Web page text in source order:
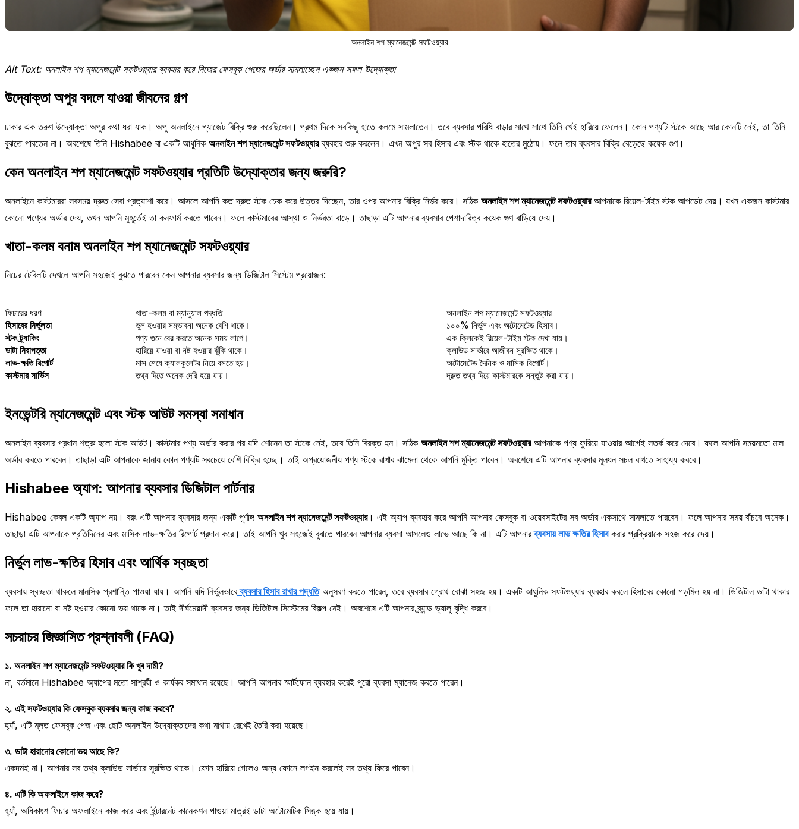
অনলাইন শপ ম্যানেজমেন্ট সফটওয়্যার
Alt Text: অনলাইন শপ ম্যানেজমেন্ট সফটওয়্যার ব্যবহার করে নিজের ফেসবুক পেজের অর্ডার সামলাচ্ছেন একজন সফল উদ্যোক্তা
উদ্যোক্তা অপুর বদলে যাওয়া জীবনের গল্প
ঢাকার এক তরুণ উদ্যোক্তা অপুর কথা ধরা যাক। অপু অনলাইনে গ্যাজেট বিক্রি শুরু করেছিলেন। প্রথম দিকে সবকিছু হাতে কলমে সামলাতেন। তবে ব্যবসার পরিধি বাড়ার সাথে সাথে তিনি খেই হারিয়ে ফেলেন। কোন পণ্যটি স্টকে আছে আর কোনটি নেই, তা তিনি
বুঝতে পারতেন না। অবশেষে তিনি Hishabee বা একটি আধুনিক অনলাইন শপ ম্যানেজমেন্ট সফটওয়্যারব্যবহার শুরু করলেন। এখন অপুর সব হিসাব এবং স্টক থাকে হাতের মুঠোয়। ফলে তার ব্যবসার বিক্রি বেড়েছে কয়েক গুণ।
কেন অনলাইন শপ ম্যানেজমেন্ট সফটওয়্যার প্রতিটি উদ্যোক্তার জন্য জরুরি?
অনলাইনে কাস্টমাররা সবসময় দ্রুত সেবা প্রত্যাশা করে। আসলে আপনি কত দ্রুত স্টক চেক করে উত্তর দিচ্ছেন, তার ওপর আপনার বিক্রি নির্ভর করে। সঠিক অনলাইন শপ ম্যানেজমেন্ট সফটওয়্যারআপনাকে রিয়েল-টাইম স্টক আপডেট দেয়। যখন একজন কাস্টমার
কোনো পণ্যের অর্ডার দেয়, তখন আপনি মুহূর্তেই তা কনফার্ম করতে পারেন। ফলে কাস্টমারের আস্থা ও নির্ভরতা বাড়ে। তাছাড়া এটি আপনার ব্যবসার পেশাদারিত্ব কয়েক গুণ বাড়িয়ে দেয়।
খাতা-কলম বনাম অনলাইন শপ ম্যানেজমেন্ট সফটওয়্যার
নিচের টেবিলটি দেখলে আপনি সহজেই বুঝতে পারবেন কেন আপনার ব্যবসার জন্য ডিজিটাল সিস্টেম প্রয়োজন:
ফিচারের ধরণ খাতা-কলম বা ম্যানুয়াল পদ্ধতি
অনলাইন শপ ম্যানেজমেন্ট সফটওয়্যার
হিসাবের নির্ভুলতা
ভুল হওয়ার সম্ভাবনা অনেক বেশি থাকে।
১০০% নির্ভুল এবং অটোমেটেড হিসাব।
স্টক ট্র্যাকিং
পণ্য গুনে বের করতে অনেক সময় লাগে।
এক ক্লিকেই রিয়েল-টাইম স্টক দেখা যায়।
ডাটা নিরাপত্তা
হারিয়ে যাওয়া বা নষ্ট হওয়ার ঝুঁকি থাকে।
ক্লাউড সার্ভারে আজীবন সুরক্ষিত থাকে।
লাভ-ক্ষতি রিপোর্ট
মাস শেষে ক্যালকুলেটর নিয়ে বসতে হয়।
অটোমেটেড দৈনিক ও মাসিক রিপোর্ট।
কাস্টমার সার্ভিস
তথ্য দিতে অনেক দেরি হয়ে যায়। দ্রুত তথ্য দিয়ে কাস্টমারকে সন্তুষ্ট করা যায়।
ইনভেন্টরি ম্যানেজমেন্ট এবং স্টক আউট সমস্যা সমাধান
অনলাইন ব্যবসার প্রধান শত্রু হলো স্টক আউট। কাস্টমার পণ্য অর্ডার করার পর যদি শোনেন তা স্টকে নেই, তবে তিনি বিরক্ত হন। সঠিক অনলাইন শপ ম্যানেজমেন্ট সফটওয়্যারআপনাকে পণ্য ফুরিয়ে যাওয়ার আগেই সতর্ক করে দেবে। ফলে আপনি সময়মতো মাল
অর্ডার করতে পারবেন। তাছাড়া এটি আপনাকে জানায় কোন পণ্যটি সবচেয়ে বেশি বিক্রি হচ্ছে। তাই অপ্রয়োজনীয় পণ্য স্টকে রাখার ঝামেলা থেকে আপনি মুক্তি পাবেন। অবশেষে এটি আপনার ব্যবসার মূলধন সচল রাখতে সাহায্য করবে।
Hishabee অ্যাপ: আপনার ব্যবসার ডিজিটাল পার্টনার
Hishabee কেবল একটি অ্যাপ নয়। বরং এটি আপনার ব্যবসার জন্য একটি পূর্ণাঙ্গ অনলাইন শপ ম্যানেজমেন্ট সফটওয়্যার। এই অ্যাপ ব্যবহার করে আপনি আপনার ফেসবুক বা ওয়েবসাইটের সব অর্ডার একসাথে সামলাতে পারবেন। ফলে আপনার সময় বাঁচবে অনেক।
তাছাড়া এটি আপনাকে প্রতিদিনের এবং মাসিক লাভ-ক্ষতির রিপোর্ট প্রদান করে। তাই আপনি খুব সহজেই বুঝতে পারবেন আপনার ব্যবসা আসলেও লাভে আছে কি না। এটি আপনারব্যবসায় লাভ ক্ষতির হিসাবকরার প্রক্রিয়াকে সহজ করে দেয়।
নির্ভুল লাভ-ক্ষতির হিসাব এবং আর্থিক স্বচ্ছতা
ব্যবসায় স্বচ্ছতা থাকলে মানসিক প্রশান্তি পাওয়া যায়। আপনি যদি নির্ভুলভাবেব্যবসার হিসাব রাখার পদ্ধতিঅনুসরণ করতে পারেন, তবে ব্যবসার গ্রোথ বোঝা সহজ হয়। একটি আধুনিক সফটওয়্যার ব্যবহার করলে হিসাবের কোনো গড়মিল হয় না। ডিজিটাল ডাটা থাকার
ফলে তা হারানো বা নষ্ট হওয়ার কোনো ভয় থাকে না। তাই দীর্ঘমেয়াদী ব্যবসার জন্য ডিজিটাল সিস্টেমের বিকল্প নেই। অবশেষে এটি আপনার ব্র্যান্ড ভ্যালু বৃদ্ধি করবে।
সচরাচর জিজ্ঞাসিত প্রশ্নাবলী (FAQ)
১. অনলাইন শপ ম্যানেজমেন্ট সফটওয়্যার কি খুব দামী?
না, বর্তমানে Hishabee অ্যাপের মতো সাশ্রয়ী ও কার্যকর সমাধান রয়েছে। আপনি আপনার স্মার্টফোন ব্যবহার করেই পুরো ব্যবসা ম্যানেজ করতে পারেন।
২. এই সফটওয়্যার কি ফেসবুক ব্যবসার জন্য কাজ করবে?
হ্যাঁ, এটি মূলত ফেসবুক পেজ এবং ছোট অনলাইন উদ্যোক্তাদের কথা মাথায় রেখেই তৈরি করা হয়েছে।
৩. ডাটা হারানোর কোনো ভয় আছে কি?
একদমই না। আপনার সব তথ্য ক্লাউড সার্ভারে সুরক্ষিত থাকে। ফোন হারিয়ে গেলেও অন্য ফোনে লগইন করলেই সব তথ্য ফিরে পাবেন।
৪. এটি কি অফলাইনে কাজ করে?
হ্যাঁ, অধিকাংশ ফিচার অফলাইনে কাজ করে এবং ইন্টারনেট কানেকশন পাওয়া মাত্রই ডাটা অটোমেটিক সিঙ্ক হয়ে যায়।